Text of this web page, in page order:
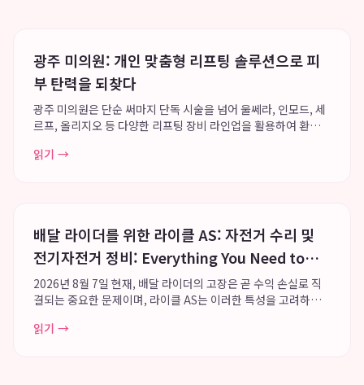
광주 미의원: 개인 맞춤형 리프팅 솔루션으로 피
부 탄력을 되찾다
광주 미의원은 단순 써마지 단독 시술을 넘어 울쎄라, 인모드, 세
르프, 올리지오 등 다양한 리프팅 장비 라인업을 활용하여 환자
대로 다나메디칼센터 4층과 8층에 위치한 광주 미의원은 리프팅
읽기 →
배달 라이더를 위한 라이클 AS: 자전거 수리 및
전기자전거 정비: Everything You Need to
Know
2026년 8월 7일 현재, 배달 라이더의 고장은 곧 수익 손실로 직
결되는 중요한 문제이며, 라이클 AS는 이러한 특성을 고려하여
귀할 수 있도록 지원합니다. 특히 펑크나 소모품 교체와 같은 긴
읽기 →